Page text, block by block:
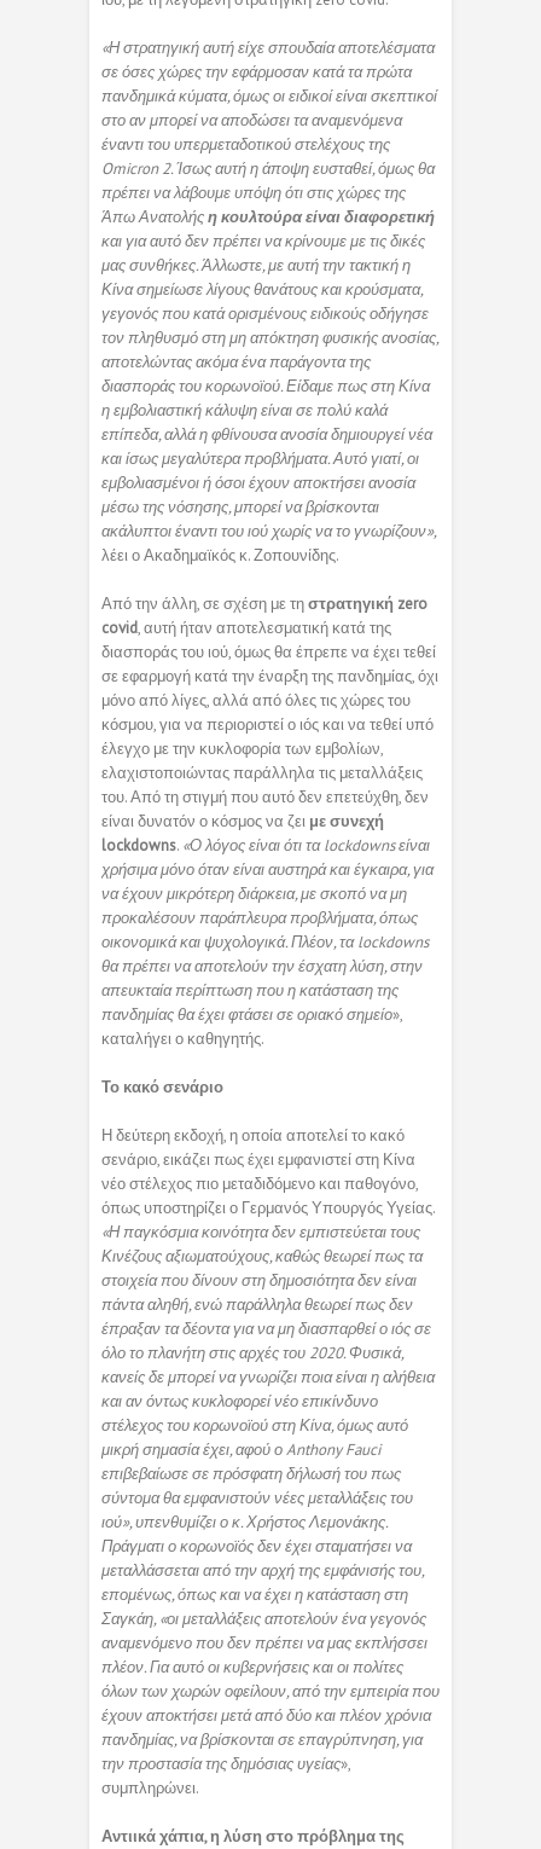
«Η στρατηγική αυτή είχε σπουδαία αποτελέσματα
σε όσες χώρες την εφάρμοσαν κατά τα πρώτα
πανδημικά κύματα, όμως οι ειδικοί είναι σκεπτικοί
στο αν μπορεί να αποδώσει τα αναμενόμενα
έναντι του υπερμεταδοτικού στελέχους της
Omicron 2. Ίσως αυτή η άποψη ευσταθεί, όμως θα
πρέπει να λάβουμε υπόψη ότι στις χώρες της
Άπω Ανατολήςη κουλτούρα είναι διαφορετική
και για αυτό δεν πρέπει να κρίνουμε με τις δικές
μας συνθήκες. Άλλωστε, με αυτή την τακτική η
Κίνα σημείωσε λίγους θανάτους και κρούσματα,
γεγονός που κατά ορισμένους ειδικούς οδήγησε
τον πληθυσμό στη μη απόκτηση φυσικής ανοσίας,
αποτελώντας ακόμα ένα παράγοντα της
διασποράς του κορωνοϊού. Είδαμε πως στη Κίνα
η εμβολιαστική κάλυψη είναι σε πολύ καλά
επίπεδα, αλλά η φθίνουσα ανοσία δημιουργεί νέα
και ίσως μεγαλύτερα προβλήματα. Αυτό γιατί, οι
εμβολιασμένοι ή όσοι έχουν αποκτήσει ανοσία
μέσω της νόσησης, μπορεί να βρίσκονται
ακάλυπτοι έναντι του ιού χωρίς να το γνωρίζουν»,
λέει ο Ακαδημαϊκός κ. Ζοπουνίδης.
Από την άλλη, σε σχέση με τηστρατηγική zero
covid, αυτή ήταν αποτελεσματική κατά της
διασποράς του ιού, όμως θα έπρεπε να έχει τεθεί
σε εφαρμογή κατά την έναρξη της πανδημίας, όχι
μόνο από λίγες, αλλά από όλες τις χώρες του
κόσμου, για να περιοριστεί ο ιός και να τεθεί υπό
έλεγχο με την κυκλοφορία των εμβολίων,
ελαχιστοποιώντας παράλληλα τις μεταλλάξεις
του. Από τη στιγμή που αυτό δεν επετεύχθη, δεν
είναι δυνατόν ο κόσμος να ζει με συνεχή
lockdowns. «Ο λόγος είναι ότι τα lockdowns είναι
χρήσιμα μόνο όταν είναι αυστηρά και έγκαιρα, για
να έχουν μικρότερη διάρκεια, με σκοπό να μη
προκαλέσουν παράπλευρα προβλήματα, όπως
οικονομικά και ψυχολογικά. Πλέον, τα lockdowns
θα πρέπει να αποτελούν την έσχατη λύση, στην
απευκταία περίπτωση που η κατάσταση της
πανδημίας θα έχει φτάσει σε οριακό σημείο»,
καταλήγει ο καθηγητής.
Το κακό σενάριο
Η δεύτερη εκδοχή, η οποία αποτελεί το κακό
σενάριο, εικάζει πως έχει εμφανιστεί στη Κίνα
νέο στέλεχος πιο μεταδιδόμενο και παθογόνο,
όπως υποστηρίζει ο Γερμανός Υπουργός Υγείας.
«Η παγκόσμια κοινότητα δεν εμπιστεύεται τους
Κινέζους αξιωματούχους, καθώς θεωρεί πως τα
στοιχεία που δίνουν στη δημοσιότητα δεν είναι
πάντα αληθή, ενώ παράλληλα θεωρεί πως δεν
έπραξαν τα δέοντα για να μη διασπαρθεί ο ιός σε
όλο το πλανήτη στις αρχές του 2020. Φυσικά,
κανείς δε μπορεί να γνωρίζει ποια είναι η αλήθεια
και αν όντως κυκλοφορεί νέο επικίνδυνο
στέλεχος του κορωνοϊού στη Κίνα, όμως αυτό
μικρή σημασία έχει, αφού ο Anthony Fauci
επιβεβαίωσε σε πρόσφατη δήλωσή του πως
σύντομα θα εμφανιστούν νέες μεταλλάξεις του
ιού», υπενθυμίζει ο κ. Χρήστος Λεμονάκης.
Πράγματι ο κορωνοϊός δεν έχει σταματήσει να
μεταλλάσσεται από την αρχή της εμφάνισής του,
επομένως, όπως και να έχει η κατάσταση στη
Σαγκάη, «οι μεταλλάξεις αποτελούν ένα γεγονός
αναμενόμενο που δεν πρέπει να μας εκπλήσσει
πλέον. Για αυτό οι κυβερνήσεις και οι πολίτες
όλων των χωρών οφείλουν, από την εμπειρία που
έχουν αποκτήσει μετά από δύο και πλέον χρόνια
πανδημίας, να βρίσκονται σε επαγρύπνηση, για
την προστασία της δημόσιας υγείας»,
συμπληρώνει.
Αντιικά χάπια, η λύση στο πρόβλημα της